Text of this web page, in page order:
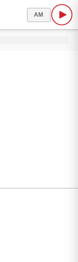
AM